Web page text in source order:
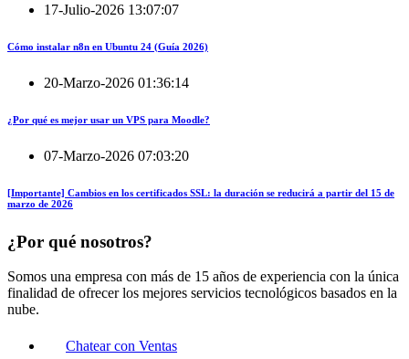
17-Julio-2026 13:07:07
Cómo instalar n8n en Ubuntu 24 (Guía 2026)
20-Marzo-2026 01:36:14
¿Por qué es mejor usar un VPS para Moodle?
07-Marzo-2026 07:03:20
[Importante] Cambios en los certificados SSL: la duración se reducirá a partir del 15 de
marzo de 2026
¿Por qué nosotros?
Somos una empresa con más de 15 años de experiencia con la única
finalidad de ofrecer los mejores servicios tecnológicos basados en la
nube.
Chatear con Ventas